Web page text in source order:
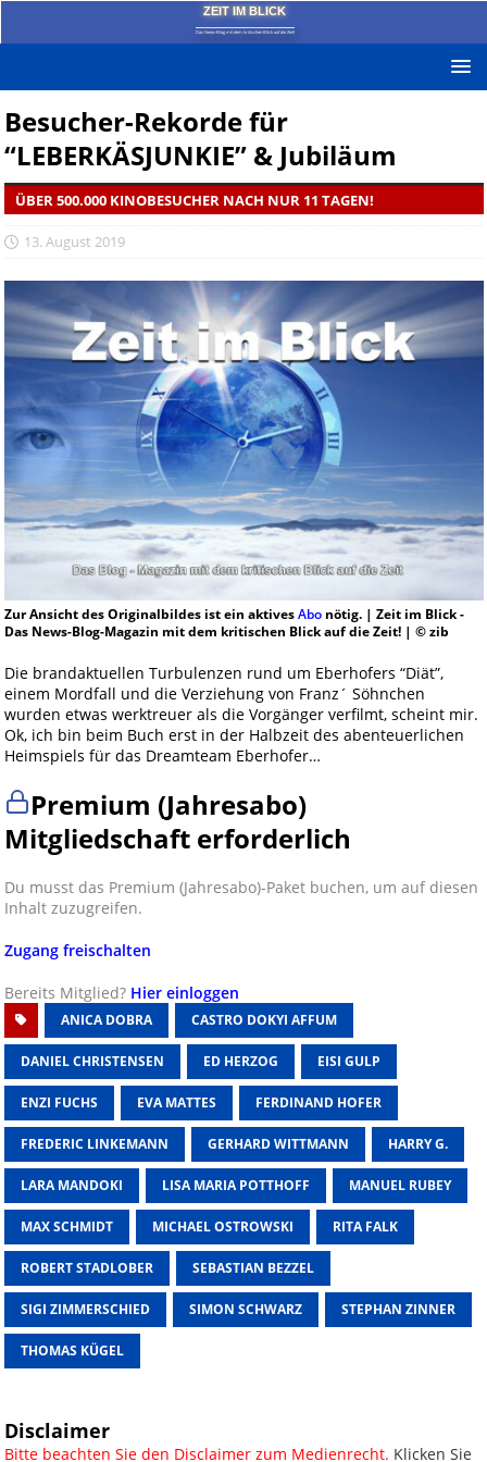
ZEIT IM BLICK
Das News-Blog mit dem kritischen Blick auf die Zeit!
Besucher-Rekorde für
“LEBERKÄSJUNKIE” & Jubiläum
ÜBER 500.000 KINOBESUCHER NACH NUR 11 TAGEN!
13. August 2019
Zur Ansicht des Originalbildes ist ein aktivesAbonötig. | Zeit im Blick -
Das News-Blog-Magazin mit dem kritischen Blick auf die Zeit! | © zib
Die brandaktuellen Turbulenzen rund um Eberhofers “Diät”,
einem Mordfall und die Verziehung von Franz´ Söhnchen
wurden etwas werktreuer als die Vorgänger verfilmt, scheint mir.
Ok, ich bin beim Buch erst in der Halbzeit des abenteuerlichen
Heimspiels für das Dreamteam Eberhofer…
Premium (Jahresabo)
Mitgliedschaft erforderlich
Du musst das Premium (Jahresabo)-Paket buchen, um auf diesen
Inhalt zuzugreifen.
Zugang freischalten
Bereits Mitglied? Hier einloggen
ANICA DOBRA CASTRO DOKYI AFFUM
DANIEL CHRISTENSEN ED HERZOG EISI GULP
ENZI FUCHS EVA MATTES FERDINAND HOFER
FREDERIC LINKEMANN GERHARD WITTMANN HARRY G.
LARA MANDOKI LISA MARIA POTTHOFF MANUEL RUBEY
MAX SCHMIDT MICHAEL OSTROWSKI RITA FALK
ROBERT STADLOBER SEBASTIAN BEZZEL
SIGI ZIMMERSCHIED SIMON SCHWARZ STEPHAN ZINNER
THOMAS KÜGEL
Disclaimer
Bitte beachten Sie den Disclaimer zum Medienrecht. Klicken Sie